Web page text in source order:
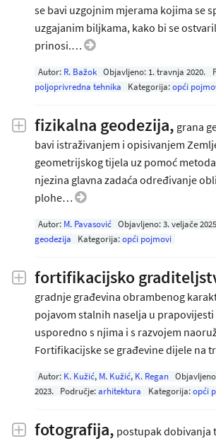
se bavi uzgojnim mjerama kojima se
uzgajanim biljkama, kako bi se
prinosi.…
Autor: R. Bažok Objavljeno: 1. travnja 2020.
poljoprivredna tehnika
Kategorija:opći
fizikalna geodezija, grana
bavi istraživanjem i opisivanjem
geometrijskog tijela uz pomoć
njezina glavna zadaća određivanje
plohe…
Autor: M. Pavasović Objavljeno:3. veljače 2025
geodezija
Kategorija:opći pojmovi
fortifikacijsko
gradnje građevina obrambenog
pojavom stalnih naselja u prapovijesti
usporedno s njima i s razvojem
Fortifikacijske se građevine dijele na
Autor: K. Kužić, M. Kužić, K. Regan
2023. Područje:arhitektura Kategorija: opći
fotografija, postupak dobivanja